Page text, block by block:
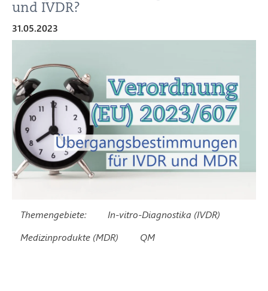
und IVDR?
31.05.2023
Themengebiete:
In-vitro-Diagnostika (IVDR)
Medizinprodukte (MDR)
QM